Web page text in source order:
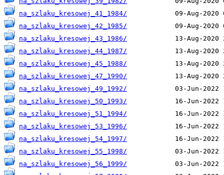
na_szlaku_kresowej_41_1984/
na_szlaku_kresowej_42_1985/
na_szlaku_kresowej_43_1986/
na_szlaku_kresowej_44_1987/
na_szlaku_kresowej_45_1988/
na_szlaku_kresowej_47_1990/
na_szlaku_kresowej_49_1992/
na_szlaku_kresowej_50_1993/
na_szlaku_kresowej_51_1994/
na_szlaku_kresowej_53_1996/
na_szlaku_kresowej_54_1997/
na_szlaku_kresowej_55_1998/
na_szlaku_kresowej_56_1999/